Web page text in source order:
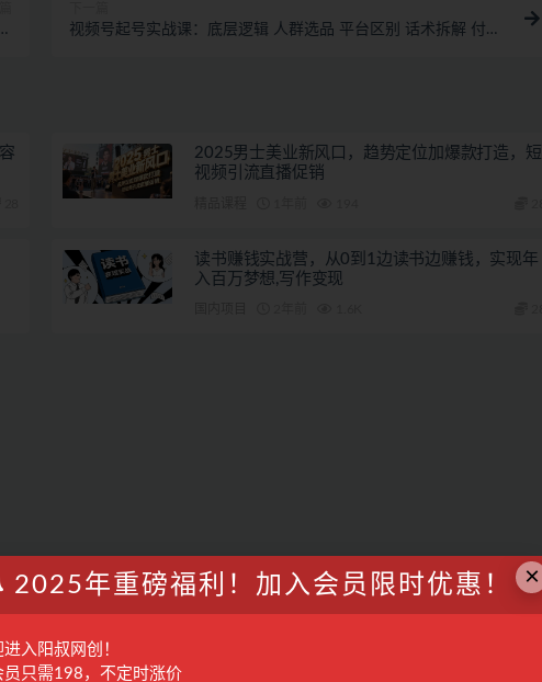
视频号起号实战课：底层逻辑 人群选品 平台区别 话术拆解 付费
2025男士美业新风口，趋势定位加爆款打造，短
视频引流直播促销
读书赚钱实战营，从0到1边读书边赚钱，实现年
入百万梦想,写作变现
×
2025年重磅福利！加入会员限时优惠！
入阳叔网创！
员只需198，不定时涨价